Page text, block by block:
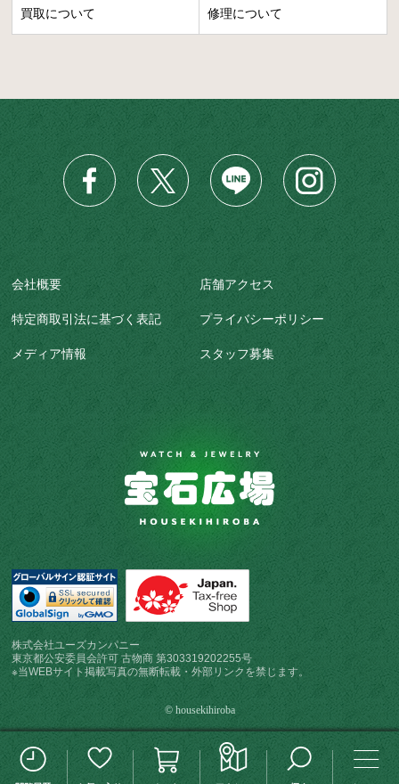
買取について 修理について
会社概要 店舗アクセス
特定商取引法に基づく表記 プライバシーポリシー
メディア情報 スタッフ募集
株式会社ユーズカンパニー
東京都公安委員会許可 古物商 第303319202255号
※当WEBサイト掲載写真の無断転載・外部リンクを禁じます。
© housekihiroba
この検索条件を保存する 検索条件変更